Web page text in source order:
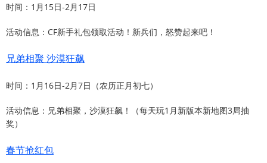
时间：1月15日-2月17日
活动信息：CF新手礼包领取活动！新兵们，怒赞起来吧！
兄弟相聚 沙漠狂飙
时间：1月16日-2月7日（农历正月初七）
活动信息：兄弟相聚，沙漠狂飙！（每天玩1月新版本新地图3局抽
奖）
春节抢红包